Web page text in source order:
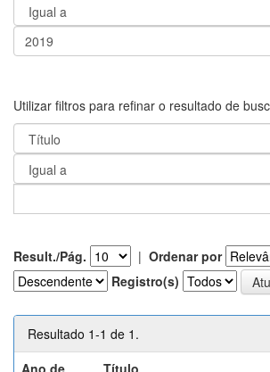
Utilizar filtros para refinar o resultado de
Result./Pág. | Ordenar por
Registro(s)
Resultado 1-1 de 1.
Ano de
Título